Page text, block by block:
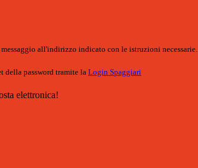
all'indirizzo indicato con le istruzioni necessarie.
della password tramite la Login Spaggiari
elettronica!